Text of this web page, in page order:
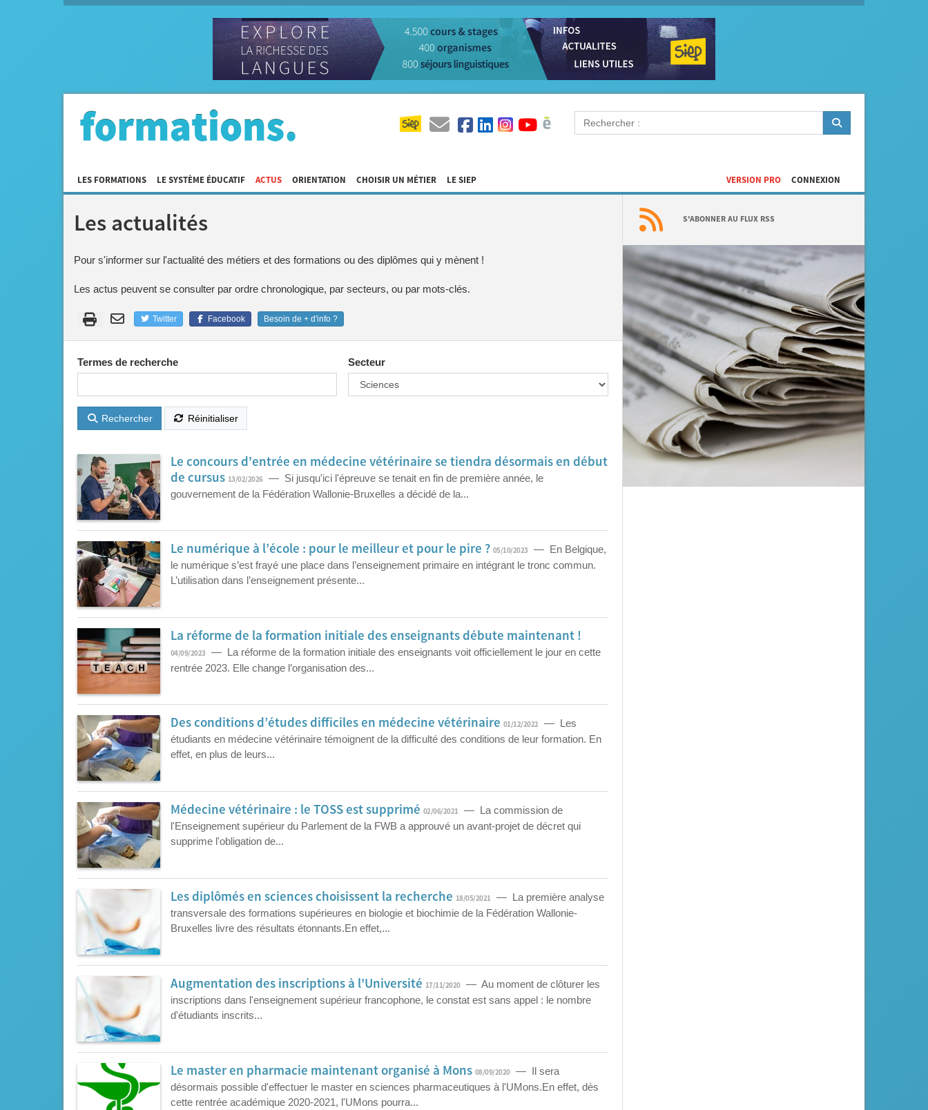
LES FORMATIONS LE SYSTÈME ÉDUCATIF ACTUS ORIENTATION CHOISIR UN MÉTIER LE SIEP CONNEXION
VERSION PRO
Les actualités
Pour s'informer sur l'actualité des métiers et des formations ou des diplômes qui y mènent !
Les actus peuvent se consulter par ordre chronologique, par secteurs, ou par mots-clés.
Twitter Facebook Besoin de + d'info ?
Termes de recherche Secteur
Rechercher Réinitialiser
Le concours d'entrée en médecine vétérinaire se tiendra désormais en début
de cursus 13/02/2026 — Si jusqu'ici l'épreuve se tenait en fin de première année, le
gouvernement de la Fédération Wallonie-Bruxelles a décidé de la...
Le numérique à l’école : pour le meilleur et pour le pire ? 05/10/2023 — En Belgique,
le numérique s’est frayé une place dans l’enseignement primaire en intégrant le tronc commun.
L’utilisation dans l’enseignement présente...
La réforme de la formation initiale des enseignants débute maintenant !
04/09/2023 — La réforme de la formation initiale des enseignants voit officiellement le jour en cette
rentrée 2023. Elle change l’organisation des...
Des conditions d’études difficiles en médecine vétérinaire 01/12/2022 — Les
étudiants en médecine vétérinaire témoignent de la difficulté des conditions de leur formation. En
effet, en plus de leurs...
Médecine vétérinaire : le TOSS est supprimé 02/06/2021 — La commission de
l'Enseignement supérieur du Parlement de la FWB a approuvé un avant-projet de décret qui
supprime l'obligation de...
Les diplômés en sciences choisissent la recherche 18/05/2021 — La première analyse
transversale des formations supérieures en biologie et biochimie de la Fédération Wallonie-
Bruxelles livre des résultats étonnants.En effet,...
Augmentation des inscriptions à l'Université 17/11/2020 — Au moment de clôturer les
inscriptions dans l'enseignement supérieur francophone, le constat est sans appel : le nombre
d'étudiants inscrits...
Le master en pharmacie maintenant organisé à Mons 08/09/2020 — Il sera
désormais possible d'effectuer le master en sciences pharmaceutiques à l'UMons.En effet, dès
cette rentrée académique 2020-2021, l'UMons pourra...
S'ABONNER AU FLUX RSS